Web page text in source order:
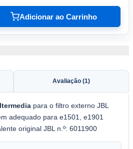
Adicionar ao Carrinho
Avaliação (1)
para o filtro externo JBL
adequado para e1501, e1901
original JBL n.º: 6011900